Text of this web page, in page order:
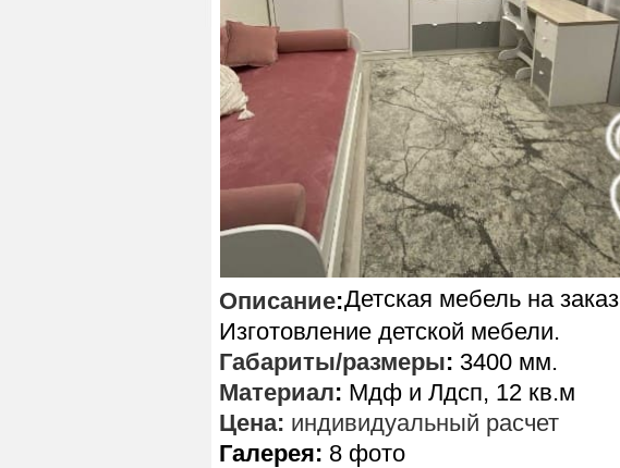
Детская мебель на заказ
Описание:
Изготовление детской мебели.
Габариты/размеры: 3400 мм.
Материал: Мдф и Лдсп, 12 кв.м
Цена: индивидуальный расчет
Галерея: 8 фото